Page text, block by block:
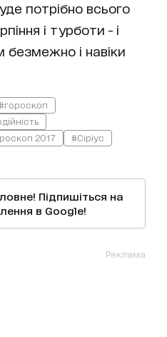
потрібно всього
і турботи - і
безмежно і навіки
2017 #Сіріус
Підпишіться на
в Google!
Реклама